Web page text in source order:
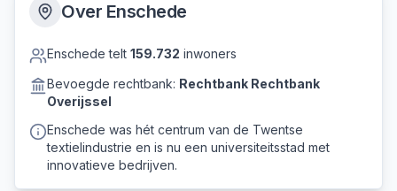
Over Enschede
Enschede telt 159.732 inwoners
Bevoegde rechtbank: Rechtbank Rechtbank
Overijssel
Enschede was hét centrum van de Twentse
textielindustrie en is nu een universiteitsstad met
innovatieve bedrijven.